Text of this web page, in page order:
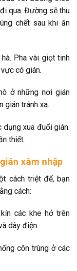
qua. Đường sẽ thu
chết sau khi ăn
Pha vài giọt tinh
có gián.
ở những nơi gián
gián tránh xa.
xua đuổi gián.
thiết.
xâm nhập
cách triệt để, bạn
cách:
các khe hở trên
dây điện.
côn trùng ở các